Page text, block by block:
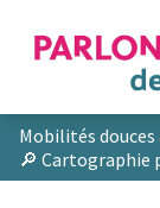
Mobilités douces
🔎 Cartographie